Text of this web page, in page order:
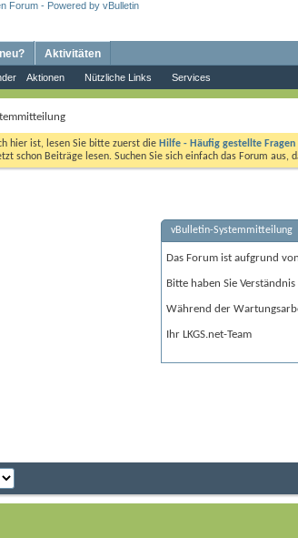
Aktionen Nützliche Links Services
Aktivitäten
hier ist, lesen Sie bitte zuerst die Hilfe - Häufig gestellte Fragen
schon Beiträge lesen. Suchen Sie sich einfach das Forum aus,
vBulletin-Systemmitteilung
Das Forum ist aufgrund
Bitte haben Sie
Während der
Ihr LKGS.net-Team